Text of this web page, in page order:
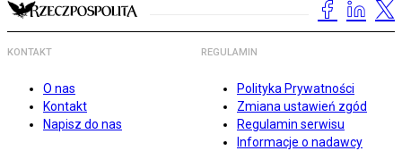
KONTAKT
O nas
Kontakt
Napisz do nas
REGULAMIN
Polityka Prywatności
Zmiana ustawień zgód
Regulamin serwisu
Informacje o nadawcy